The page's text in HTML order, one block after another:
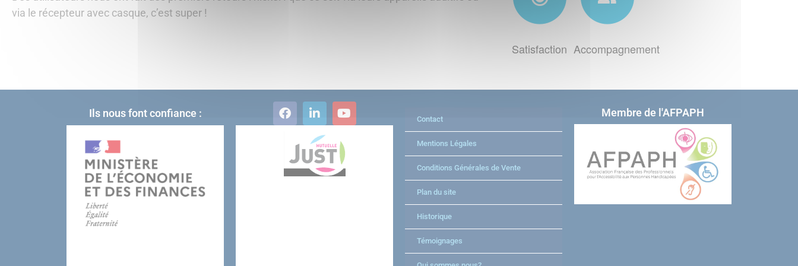
via le récepteur avec casque, c’est super !
Satisfaction Accompagnement
Ils nous font confiance : Contact
Mentions Légales
Conditions Générales de Vente
Plan du site
Historique
Témoignages
Membre de l'AFPAPH